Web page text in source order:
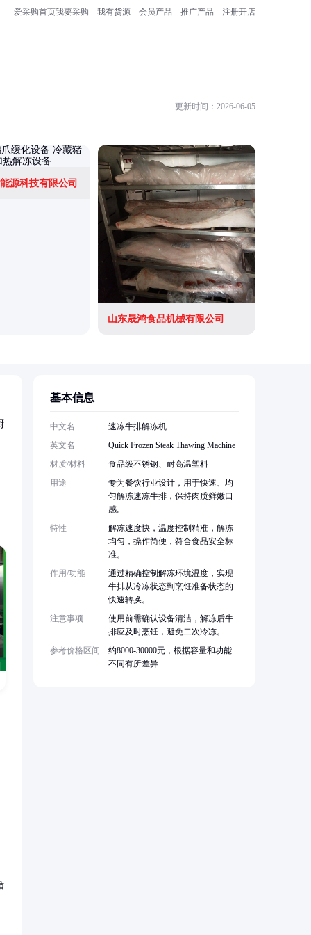
爱采购首页我要采购 我有货源 会员产品 推广产品 注册开店
更新时间：2026-06-05
源科技有限公司
山东晟鸿食品机械有限公司
基本信息
中文名
速冻牛排解冻机
英文名
Quick Frozen Steak Thawing Machine
材质/材料
食品级不锈钢、耐高温塑料
用途
专为餐饮行业设计，用于快速、均
匀解冻速冻牛排，保持肉质鲜嫩口
感。
特性
解冻速度快，温度控制精准，解冻
均匀，操作简便，符合食品安全标
准。
作用/功能
通过精确控制解冻环境温度，实现
牛排从冷冻状态到烹饪准备状态的
快速转换。
注意事项
使用前需确认设备清洁，解冻后牛
排应及时烹饪，避免二次冷冻。
参考价格区间
约8000-30000元，根据容量和功能
不同有所差异